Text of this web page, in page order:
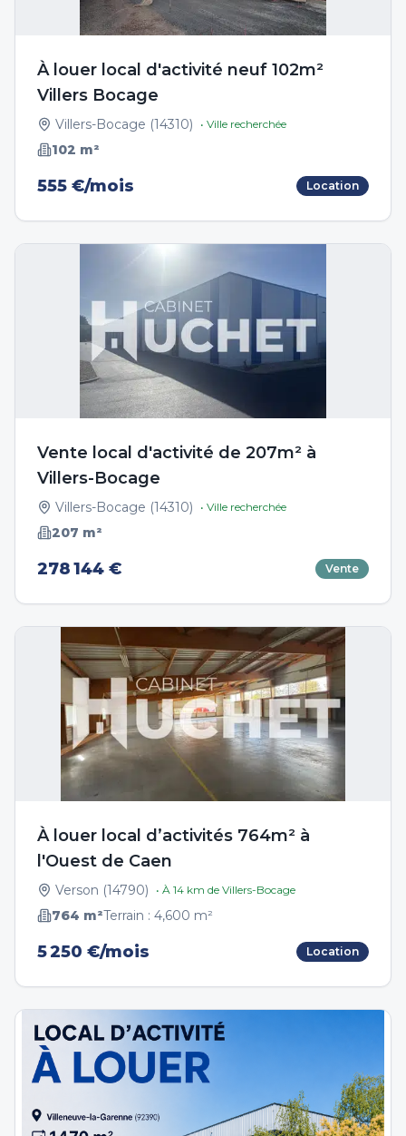
À louer local d'activité neuf 102m²
Villers Bocage
Villers-Bocage (14310) • Ville recherchée
102 m²
555 €/mois Location
Vente local d'activité de 207m² à
Villers-Bocage
Villers-Bocage (14310) • Ville recherchée
207 m²
278 144 € Vente
À louer local d’activités 764m² à
l'Ouest de Caen
Verson (14790) • À 14 km de Villers-Bocage
764 m²Terrain : 4,600 m²
5 250 €/mois Location